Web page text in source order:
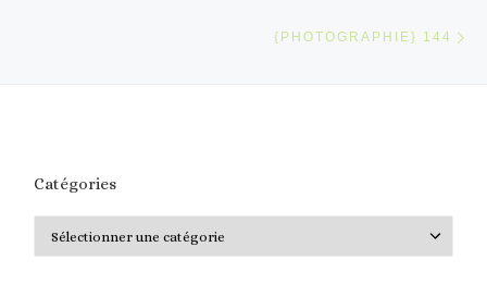
{PHOTOGRAPHIE} 144
Catégories